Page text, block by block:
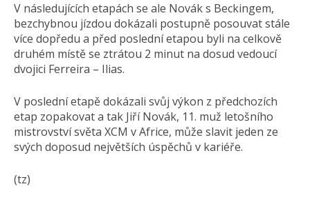
V následujících etapách se ale Novák s Beckingem,
bezchybnou jízdou dokázali postupně posouvat stále
více dopředu a před poslední etapou byli na celkově
druhém místě se ztrátou 2 minut na dosud vedoucí
dvojici Ferreira – Ilias.
V poslední etapě dokázali svůj výkon z předchozích
etap zopakovat a tak Jiří Novák, 11. muž letošního
mistrovství světa XCM v Africe, může slavit jeden ze
svých doposud největších úspěchů v kariéře.
(tz)